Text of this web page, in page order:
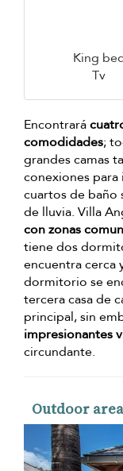
King
Tv
Encontrará
comodidades;
grandes camas
conexiones para
cuartos de baño
de lluvia. Villa
con zonas
tiene dos
encuentra cerca
dormitorio se
tercera casa de
principal, sin
impresionantes
circundante.
Outdoor